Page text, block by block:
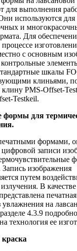
для выполнения
используются для
и
Для
процессе
с основным
шкалы
клиньями,
клину PMS-Offset-
Testkeil.
формы для
формами,
записи
изображения
путем
излучения. В
увлажнения на
4.3.9 подробно
технология ее